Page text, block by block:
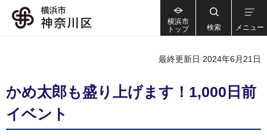
横浜市
トップ
検索 メニュー
最終更新日 2024年6月21日
かめ太郎も盛り上げます！1,000日前
イベント